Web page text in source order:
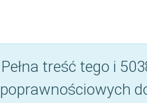
Pełna treść tego i
poprawnościowych